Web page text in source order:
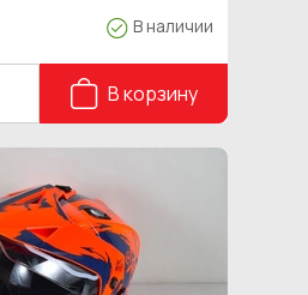
В наличии
В корзину